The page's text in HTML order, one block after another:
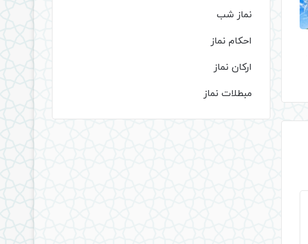
نماز شب
احکام نماز
ارکان نماز
مبطلات نماز